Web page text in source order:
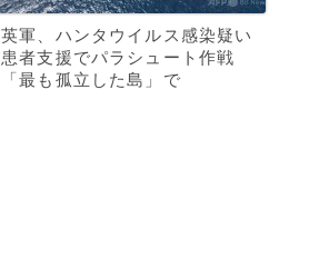
英軍、ハンタウイルス感染疑い
患者支援でパラシュート作戦
「最も孤立した島」で